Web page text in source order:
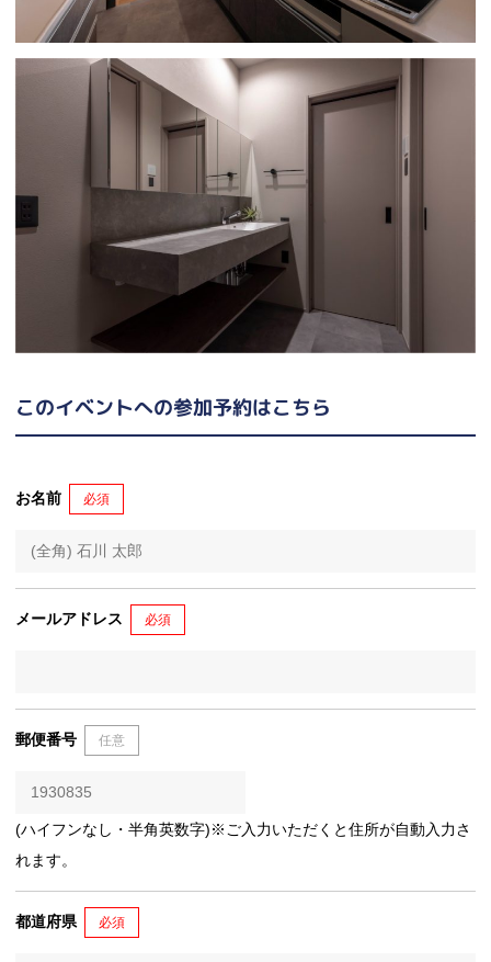
このイベントへの参加予約はこちら
お名前 必須
メールアドレス 必須
郵便番号 任意
(ハイフンなし・半角英数字)※ご入力いただくと住所が自動入力さ
れます。
都道府県 必須